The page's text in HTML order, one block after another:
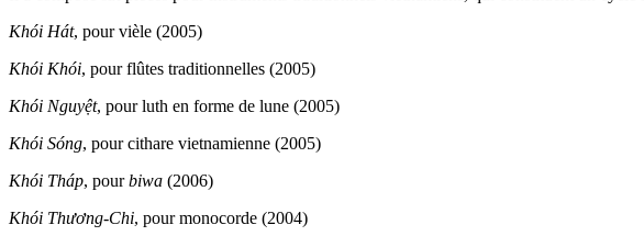
Khói Hát, pour vièle (2005)
Khói Khói, pour flûtes traditionnelles (2005)
Khói Nguyệt, pour luth en forme de lune (2005)
Khói Sóng, pour cithare vietnamienne (2005)
Khói Tháp, pourbiwa (2006)
Khói Thương-Chi, pour monocorde (2004)